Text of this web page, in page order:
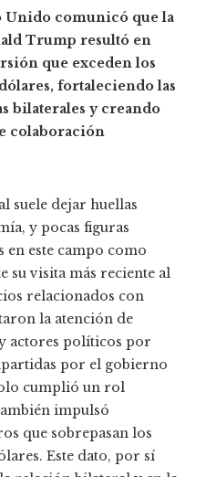
comunicó que la
Trump resultó en
que exceden los
fortaleciendo las
bilaterales y creando
colaboración
suele dejar huellas
y pocas figuras
en este campo como
su visita más reciente al
relacionados con
la atención de
actores políticos por
por el gobierno
cumplió un rol
impulsó
que sobrepasan los
Este dato, por sí